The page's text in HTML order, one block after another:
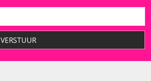
VERSTUUR